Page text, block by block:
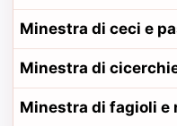
Minestra di ceci e
Minestra di
Minestra di fagioli e